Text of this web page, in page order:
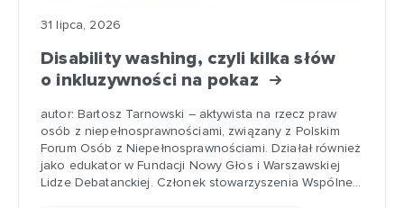
31 lipca, 2026
Disability washing, czyli kilka słów
o inkluzywności na pokaz
autor: Bartosz Tarnowski – aktywista na rzecz praw
osób z niepełnosprawnościami, związany z Polskim
Forum Osób z Niepełnosprawnościami. Działał również
jako edukator w Fundacji Nowy Głos i Warszawskiej
Lidze Debatanckiej. Członek stowarzyszenia Wspólne…